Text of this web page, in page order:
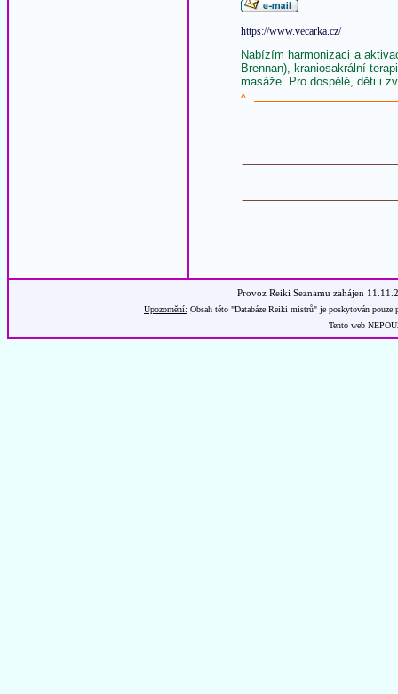
https://www.vecarka.cz/
Nabízím harmonizaci a
Brennan), kraniosakrální
masáže. Pro dospělé, děti i
^
Provoz Reiki Seznamu zahájen
Upozornění: Obsah této "Databáze Reiki mistrů" je poskytován
Tento web